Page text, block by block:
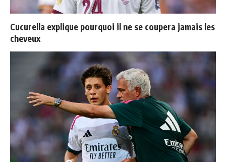
Cucurella explique pourquoi il ne se coupera jamais les
cheveux